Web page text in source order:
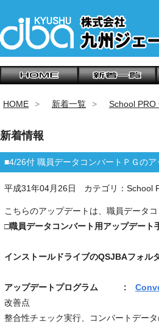
HOME 新着一覧 School PRO
新着情報
■4/26付 職員データコンバートＰＧのア
平成31年04月26日 カテゴリ：School
こちらのアップデートは、職員データ
□職員データコンバート用アップデート
インストールドライブのQSJBAフォル
アップデートプログラム :
改善点
整合性チェック実行、コンバートデー